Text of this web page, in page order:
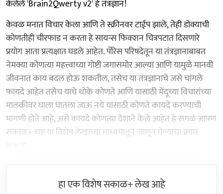
केलेले 'Brain2Qwerty v2' हे तंत्रज्ञान!
केवळ मनात विचार केला आणि ते स्क्रीनवर टाईप झाले, तेही डोक्याची
कोणतीही चीरफाड न करता हे सायन्स फिक्शन चित्रपटात दिसणारे
प्रयोग आता प्रत्यक्षात घडले आहेत. पॅरिस परिषदेतून या तंत्रज्ञानाबाबत
नेमक्या कोणत्या महत्त्वाच्या गोष्टी जगासमोर आल्या आणि यामुळे मानवी
जीवनात काय बदल होऊ शकतील, तसेच या तंत्रज्ञानाचे जसे चांगले
फायदे आहेत तसेच याचे धोके कोणते आणि यासाठी मेंदूच्या विचारांच्या
मालकीवर घाला घातला जाऊ नये यासाठी कोणते कायदे करण्याची
मागणी होते आहे, असे कायदे कोणत्या देशाने केले आहेत हे सगळं आपण
सकाळ+ च्या या विशेष लेखाच्या माध्यमातून जाणून घेण्याचा प्रयत्न
हा एक विशेष सकाळ+ लेख आहे